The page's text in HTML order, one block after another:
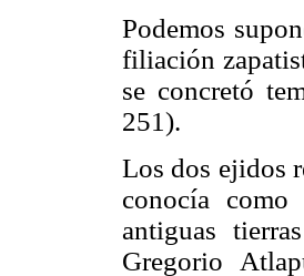
Podemos
filiación
se concretó
251).
Los dos ejidos
conocía
antiguas
Gregorio